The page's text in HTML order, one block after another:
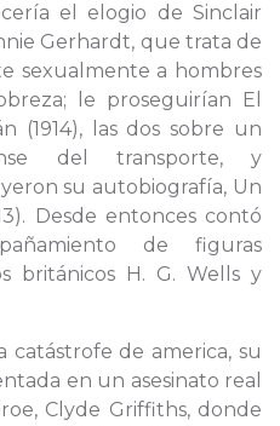
el elogio de Sinclair
Gerhardt, que trata de
sexualmente a hombres
le proseguirían El
(1914), las dos sobre un
del transporte, y
su autobiografía, Un
Desde entonces contó
de figuras
británicos H. G. Wells y
catástrofe de america, su
en un asesinato real
Clyde Griffiths, donde